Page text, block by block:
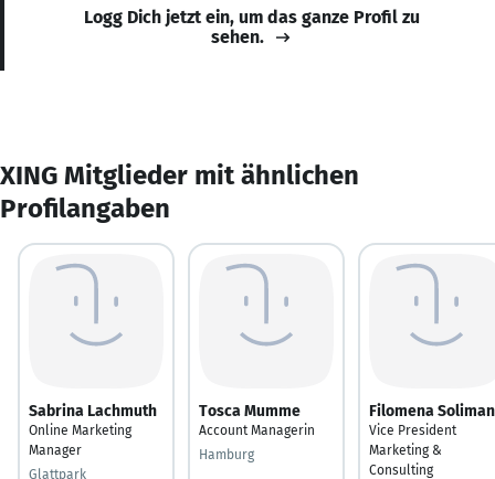
Logg Dich jetzt ein, um das ganze Profil zu
sehen.
XING Mitglieder mit ähnlichen
Profilangaben
Sabrina Lachmuth
Online Marketing
Manager
Glattpark
Tosca Mumme
Account Managerin
Hamburg
Filomena Soliman
Vice President
Marketing &
Consulting